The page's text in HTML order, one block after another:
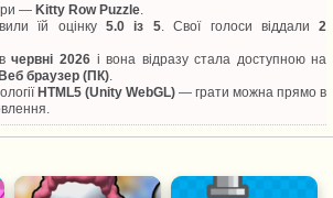
—Kitty Row Puzzle
їй оцінку5.0 із 5. Свої голоси віддали2
вчервні 2026і вона відразу стала доступною на
браузер (ПК)
HTML5 (Unity WebGL) — грати можна прямо в